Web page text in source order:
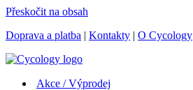
Přeskočit na obsah
Doprava a platba | Kontakty | O Cycology
Akce / Výprodej